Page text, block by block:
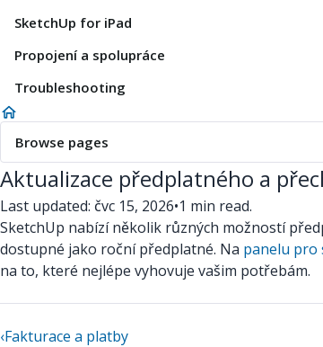
SketchUp for iPad
Propojení a spolupráce
Troubleshooting
Browse pages
Aktualizace předplatného a
Last updated: čvc 15, 2026•1 min read.
SketchUp nabízí několik různých možností
dostupné jako roční předplatné. Na panelu pro
na to, které nejlépe vyhovuje vašim potřebám.
‹Fakturace a platby